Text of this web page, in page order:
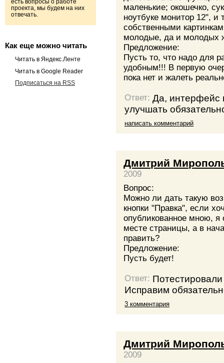
есть вопросы о работе
проекта, мы будем на них
отвечать.
Как еще можно читать
Читать в Яндекс.Ленте
Читать в Google Reader
Подписаться на RSS
маленькие; окошечко,
ноутбуке монитор 12", и
собственными
молодые, да и молодых
Предложение:
Пусть то, что надо для
удобным!!! В первую
пока нет и жалеть
Ответ: Да, интерфейс
улучшать
написать комментарий
Дмитрий
2009
Вопрос:
Можно ли дать такую
кнопки "Правка", если
опубликованное мною, я
месте страницы, а в
править?
Предложение:
Пусть будет!
Ответ:
Исправим
3 комментария
Дмитрий
2009